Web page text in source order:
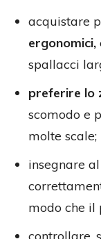
acquistare
ergonomici,
spallacci
preferire lo
scomodo e
molte scale;
insegnare
modo che il